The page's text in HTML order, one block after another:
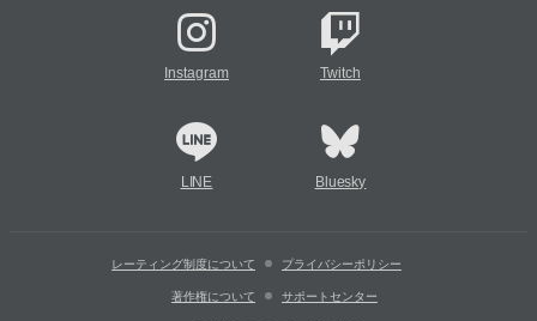
Instagram Twitch
LINE Bluesky
レーティング制度について プライバシーポリシー
著作権について サポートセンター